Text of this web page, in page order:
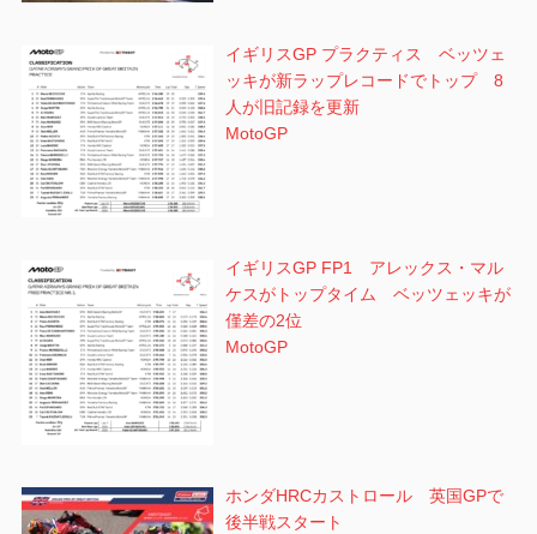
イギリスGP プラクティス ベッツェ
ッキが新ラップレコードでトップ 8
人が旧記録を更新
MotoGP
イギリスGP FP1 アレックス・マル
ケスがトップタイム ベッツェッキが
僅差の2位
MotoGP
ホンダHRCカストロール 英国GPで
後半戦スタート